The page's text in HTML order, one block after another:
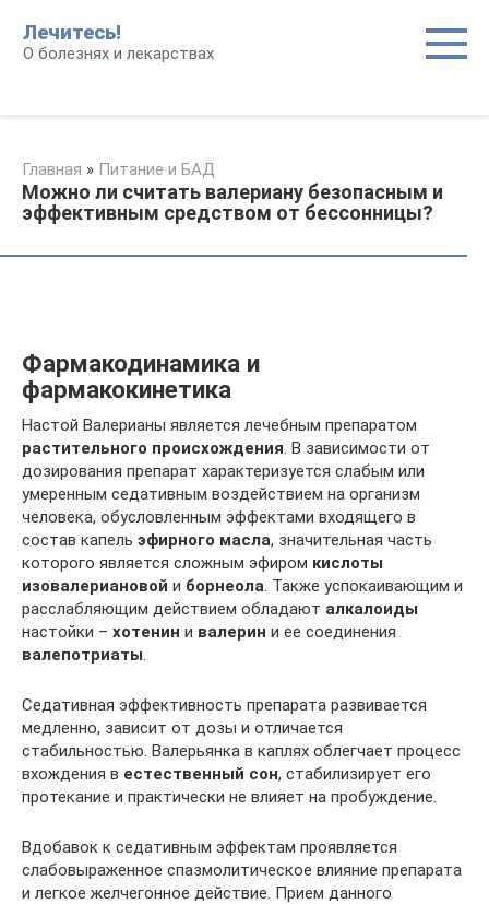
контенту
Лечитесь!
О болезнях и лекарствах
Главная » Питание и БАД
Можно ли считать валериану безопасным и
эффективным средством от бессонницы?
Фармакодинамика и
фармакокинетика
Настой Валерианы является лечебным препаратом
растительного происхождения. В зависимости от
дозирования препарат характеризуется слабым или
умеренным седативным воздействием на организм
человека, обусловленным эффектами входящего в
состав капель эфирного масла, значительная часть
которого является сложным эфиром кислоты
изовалериановой и борнеола. Также успокаивающим и
расслабляющим действием обладают алкалоиды
настойки – хотенин и валерин и ее соединения
валепотриаты.
Седативная эффективность препарата развивается
медленно, зависит от дозы и отличается
стабильностью. Валерьянка в каплях облегчает процесс
вхождения в естественный сон, стабилизирует его
протекание и практически не влияет на пробуждение.
Вдобавок к седативным эффектам проявляется
слабовыраженное спазмолитическое влияние препарата
и легкое желчегонное действие. Прием данного